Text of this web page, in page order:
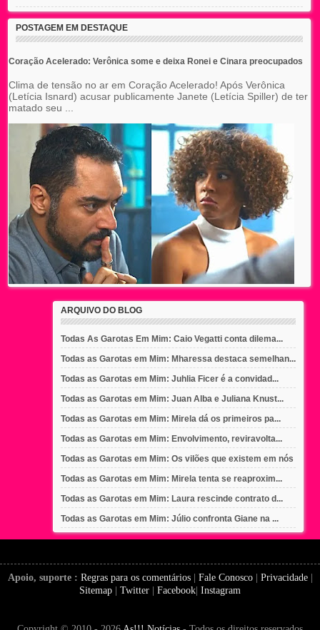
POSTAGEM EM DESTAQUE
Coração Acelerado: Verônica some e deixa Ronei e Cinara preocupados
Clima de tensão no ar em Coração Acelerado! Após Verônica
(Letícia Isnard) acusar publicamente Janete (Letícia Spiller) de ter
matado seu ...
ARQUIVO DO BLOG
Todas As Garotas Em Mim: Caio Vegatti conta dilema...
Todas as Garotas em Mim: Mharessa destaca semelhan...
Todas as Garotas em Mim: Juhlia Ficer é a convidad...
Todas as Garotas em Mim: Juan Alba e Juliana Knust...
Todas as Garotas em Mim: Mirela dá os primeiros pa...
Todas as Garotas em Mim: Envolvimento, reviravolta...
Todas as Garotas em Mim: Os vilões que existem em nós
Todas as Garotas em Mim: Mirela tenta se reaproxim...
Todas as Garotas em Mim: Laura rescinde contrato d...
Todas as Garotas em Mim: Júlio confronta Giane na ...
Apoio, suporte : Regras para os comentários| Fale Conosco| Privacidade|
Sitemap | Twitter | Facebook| Instagram